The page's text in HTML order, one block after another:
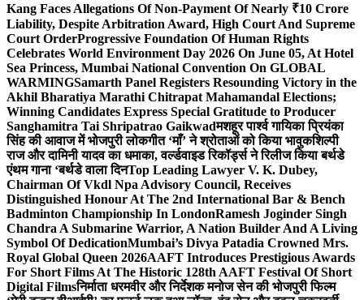
Kang Faces Allegations Of Non-Payment Of Nearly ₹10 Crore
Liability, Despite Arbitration Award, High Court And Supreme
Court OrderProgressive Foundation Of Human Rights
Celebrates World Environment Day 2026 On June 05, At Hotel
Sea Princess, Mumbai National Convention On GLOBAL
WARMINGSamarth Panel Registers Resounding Victory in the
Akhil Bharatiya Marathi Chitrapat Mahamandal Elections;
Winning Candidates Express Special Gratitude to Producer
Sanghamitra Tai Shripatrao Gaikwadमशहूर पार्श्व गायिका प्रियंका
सिंह की आवाज में भोजपुरी लोकगीत ‘माँ’ ने श्रोताओं को किया भावुकशिल्पी
राज और दामिनी यादव का धमाका, वर्ल्डवाइड रिकॉर्ड्स ने रिलीज किया बर्थडे
एंथम गाना ‘बर्थडे वाला दिनTop Leading Lawyer V. K. Dubey,
Chairman Of Vkdl Npa Advisory Council, Receives
Distinguished Honour At The 2nd International Bar & Bench
Badminton Championship In LondonRamesh Joginder Singh
Chandra A Submarine Warrior, A Nation Builder And A Living
Symbol Of DedicationMumbai’s Divya Patadia Crowned Mrs.
Royal Global Queen 2026AAFT Introduces Prestigious Awards
For Short Films At The Historic 128th AAFT Festival Of Short
Digital Filmsनिर्माता धरमवीर और निर्देशक मनोज सेन की भोजपुरी फिल्म